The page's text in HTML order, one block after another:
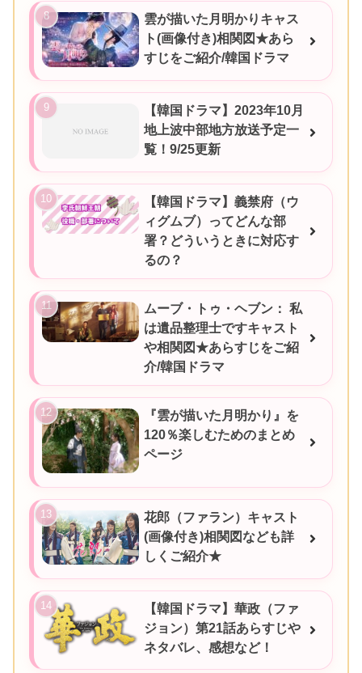
雲が描いた月明かりキャス
ト(画像付き)相関図★あら
すじをご紹介/韓国ドラマ
【韓国ドラマ】2023年10月
地上波中部地方放送予定一
覧！9/25更新
【韓国ドラマ】義禁府（ウ
ィグムブ）ってどんな部
署？どういうときに対応す
るの？
ムーブ・トゥ・ヘブン： 私
は遺品整理士ですキャスト
や相関図★あらすじをご紹
介/韓国ドラマ
『雲が描いた月明かり』を
120％楽しむためのまとめ
ページ
花郎（ファラン）キャスト
(画像付き)相関図なども詳
しくご紹介★
【韓国ドラマ】華政（ファ
ジョン）第21話あらすじや
ネタバレ、感想など！